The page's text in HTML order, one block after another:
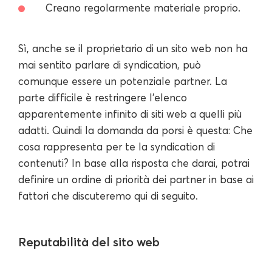
Creano regolarmente materiale proprio.
Sì, anche se il proprietario di un sito web non ha
mai sentito parlare di syndication, può
comunque essere un potenziale partner. La
parte difficile è restringere l'elenco
apparentemente infinito di siti web a quelli più
adatti. Quindi la domanda da porsi è questa: Che
cosa rappresenta per te la syndication di
contenuti? In base alla risposta che darai, potrai
definire un ordine di priorità dei partner in base ai
fattori che discuteremo qui di seguito.
Reputabilità del sito web